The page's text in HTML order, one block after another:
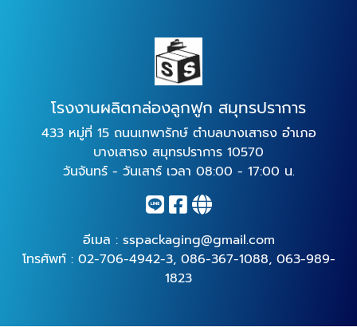
โรงงานผลิตกล่องลูกฟูก สมุทรปราการ
433 หมู่ที่ 15 ถนนเทพารักษ์ ตำบลบางเสาธง อำเภอ
บางเสาธง สมุทรปราการ 10570
วันจันทร์ - วันเสาร์ เวลา 08:00 - 17:00 น.
อีเมล : sspackaging@gmail.com
โทรศัพท์ : 02-706-4942-3, 086-367-1088, 063-989-
1823